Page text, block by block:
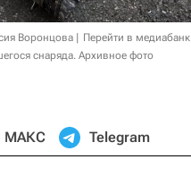
Воронцова
Перейти в медиабанк
снаряда. Архивное фото
МАКС Telegram